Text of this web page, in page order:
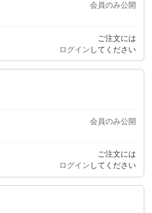
会員のみ公開
ご注文には
ログイン してください
会員のみ公開
ご注文には
ログイン してください